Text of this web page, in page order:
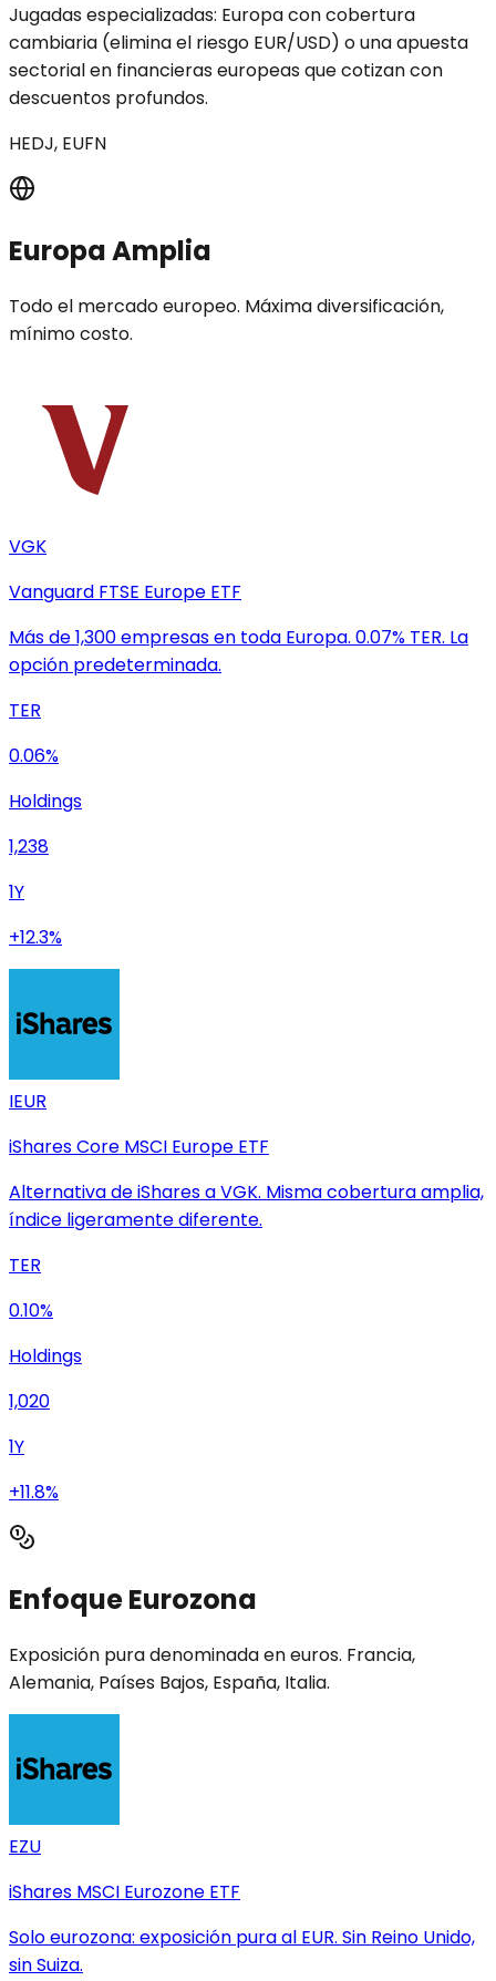
Jugadas especializadas: Europa con cobertura
cambiaria (elimina el riesgo EUR/USD) o una apuesta
sectorial en financieras europeas que cotizan con
descuentos profundos.
HEDJ, EUFN
Europa Amplia
Todo el mercado europeo. Máxima diversificación,
mínimo costo.
VGK
Vanguard FTSE Europe ETF
Más de 1,300 empresas en toda Europa. 0.07% TER. La
opción predeterminada.
TER
0.06%
Holdings
1,238
1Y
+12.3%
IEUR
iShares Core MSCI Europe ETF
Alternativa de iShares a VGK. Misma cobertura amplia,
índice ligeramente diferente.
TER
0.10%
Holdings
1,020
1Y
+11.8%
Enfoque Eurozona
Exposición pura denominada en euros. Francia,
Alemania, Países Bajos, España, Italia.
EZU
iShares MSCI Eurozone ETF
Solo eurozona: exposición pura al EUR. Sin Reino Unido,
sin Suiza.